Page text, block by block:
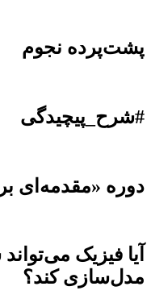
پشت‌پرده نجوم
#شرح_پیچیدگی
دوره «مقدمه‌ای
آیا فیزیک
مدل‌سازی کند؟